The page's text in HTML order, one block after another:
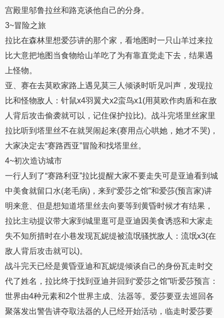
宫殿里邬鲁拉丝和路克谈他自己的分身。
3~冒险之旅
拉比在森林里想爱莎讲的那个家，看地图时一只山羊过来拉
比大意把地图当食物给山羊吃了为有靠直觉走下去，结果遇
上怪物。
亚、赛在去莫欧家路上遇见莫三人倾谈时听见叫声，发现拉
比和怪物敌人：针鼠x4羽翼犬x2蛮鸟x1(用莫欧作肉盾和在敌
人背后攻击偷袭就可以，记住保护拉比)。战斗完塔里丝家里
拉比听到塔里丝不在就哭闹起来(赛用点心哄她，她才不哭)，
大家决定去“赛路西亚”冒险和找塔里丝。
4~初次造访城市
一行人到了“赛路利亚”拉比提醒大家不要走失可是亚迪看到城
中美食就留口水(老毛病)，来到“爱莎之馆”和爱莎(预言家)讲
明来意、但是想知道塔里丝去向要等到黄昏时候才有结果，
拉比主动提议带大家到城里逛可是亚迪因美食诱惑和大家走
失不知所措时在小巷发现瓦妮缇被流氓骚扰敌人：流氓x3(在
敌人背后攻击就可以)。
战斗完天已经是黄昏亚迪和瓦妮缇倾谈自己的身份瓦走时交
代了姓名，拉比终于找到亚迪并回到“爱莎之馆”听爱莎预言：
世界由4种元素和2个世界主成、法器等。爱莎要亚去巡回各
聚落发出警告讲夺取法器的人已经开始活动，临走时爱莎要